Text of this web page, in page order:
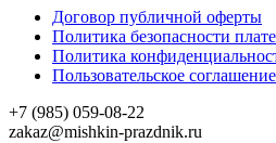
Договор публичной оферты
Политика безопасности
Политика
Пользовательское соглашение
+7 (985) 059-08-22
zakaz@mishkin-prazdnik.ru